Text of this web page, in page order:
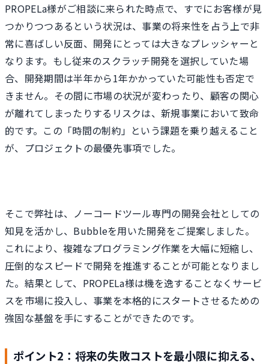
PROPELa様がご相談に来られた時点で、すでにお客様が見
つかりつつあるという状況は、事業の将来性を占う上で非
常に喜ばしい反面、開発にとっては大きなプレッシャーと
なります。もし従来のスクラッチ開発を選択していた場
合、開発期間は半年から1年かかっていた可能性も否定で
きません。その間に市場の状況が変わったり、顧客の関心
が離れてしまったりするリスクは、新規事業において致命
的です。この「時間の制約」という課題を乗り越えること
が、プロジェクトの最優先事項でした。
そこで弊社は、ノーコードツール専門の開発会社としての
知見を活かし、Bubbleを用いた開発をご提案しました。
これにより、複雑なプログラミング作業を大幅に短縮し、
圧倒的なスピードで開発を推進することが可能となりまし
た。結果として、PROPELa様は機を逸することなくサービ
スを市場に投入し、事業を本格的にスタートさせるための
強固な基盤を手にすることができたのです。
ポイント2：将来の失敗コストを最小限に抑える、